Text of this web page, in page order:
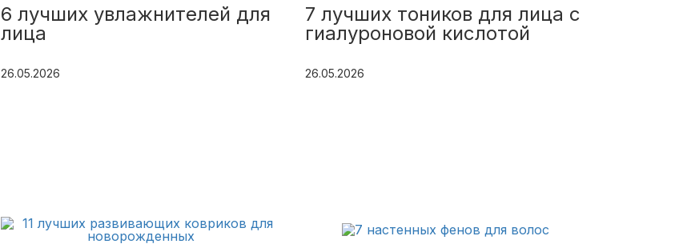
6 лучших увлажнителей для
лица
26.05.2026
7 лучших тоников для лица с
гиалуроновой кислотой
26.05.2026